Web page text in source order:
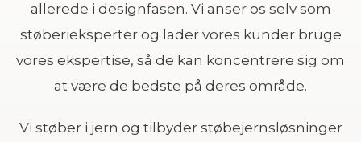
allerede i designfasen. Vi anser os selv som
støberieksperter og lader vores kunder bruge
vores ekspertise, så de kan koncentrere sig om
at være de bedste på deres område.
Vi støber i jern og tilbyder støbejernsløsninger